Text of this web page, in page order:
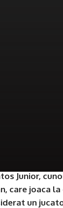
Junior,
care joaca la
un